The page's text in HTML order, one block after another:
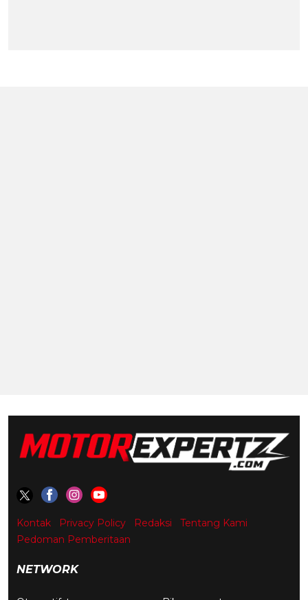
Kontak Privacy Policy Redaksi
Tentang Kami
Pedoman Pemberitaan
NETWORK